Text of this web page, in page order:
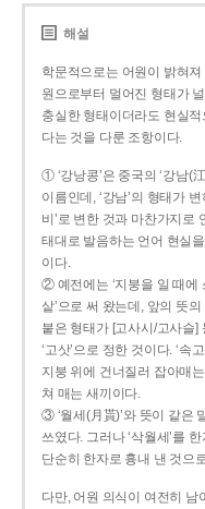
해설
학문적으로는 어원이 밝혀
원으로부터 멀어진 형태가
충실한 형태이더라도 현실
다는 것을 다룬 조항이다.
① ‘강낭콩’은 중국의 ‘강남(
이름인데, ‘강남’의 형태가 변
비’로 변한 것과 마찬가지로
태대로 발음하는 언어 현실
이다.
② 예전에는 ‘지붕을 일 때에
샅’으로 써 왔는데, 앞의 뜻
붙은 형태가 [고사시/고사슬]
‘고삿’으로 정한 것이다. ‘속
지붕 위에 건너질러 잡아매
쳐 매는 새끼이다.
③ ‘월세(月貰)’와 뜻이 같은
쓰였다. 그러나 ‘삭월세’를
단순히 한자로 흉내 낸 것으
다만, 어원 의식이 여전히 남